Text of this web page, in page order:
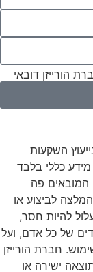
הורייזן דובאי
השקעות
כללי בלבד
המובאים פה
המלצה לביצוע או
להיות חסר,
של כל אדם, ועל
חברת הורייזן
ישירה או